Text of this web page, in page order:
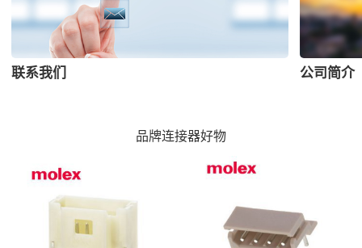
联系我们 公司简介
品牌连接器好物